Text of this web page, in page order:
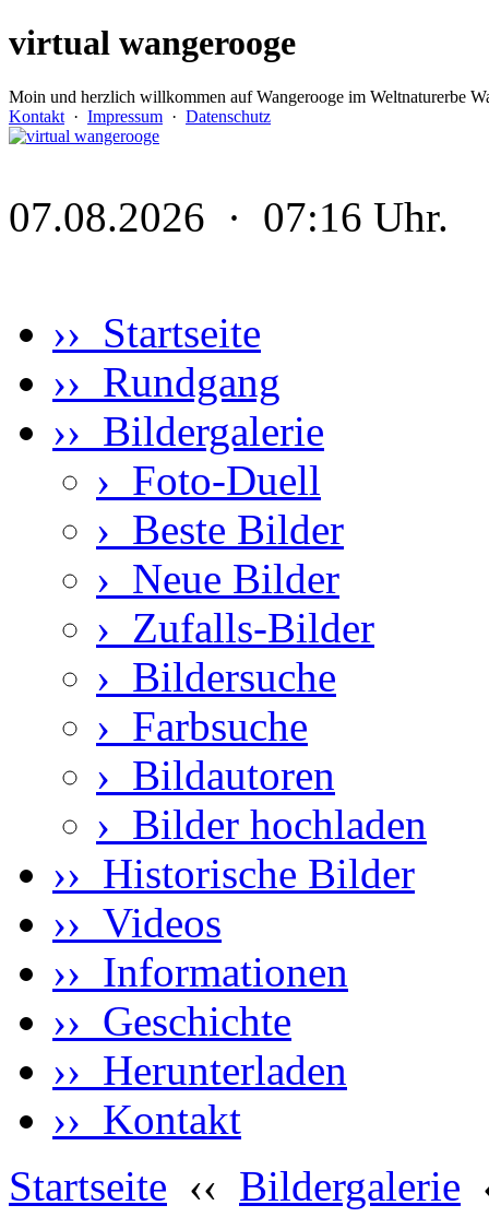
virtual wangerooge
Moin und herzlich willkommen auf Wangerooge im Weltnaturerbe
Kontakt · Impressum · Datenschutz
07.08.2026 · 07:16 Uhr.
›› Startseite
›› Rundgang
›› Bildergalerie
› Foto-Duell
› Beste Bilder
› Neue Bilder
› Zufalls-Bilder
› Bildersuche
› Farbsuche
› Bildautoren
› Bilder hochladen
›› Historische Bilder
›› Videos
›› Informationen
›› Geschichte
›› Herunterladen
›› Kontakt
Startseite ‹‹ Bildergalerie